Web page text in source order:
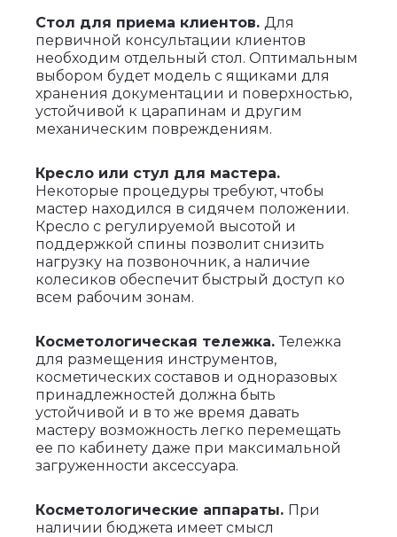
Стол для приема клиентов. Для
первичной консультации клиентов
необходим отдельный стол. Оптимальным
выбором будет модель с ящиками для
хранения документации и поверхностью,
устойчивой к царапинам и другим
механическим повреждениям.
Кресло или стул для мастера.
Некоторые процедуры требуют, чтобы
мастер находился в сидячем положении.
Кресло с регулируемой высотой и
поддержкой спины позволит снизить
нагрузку на позвоночник, а наличие
колесиков обеспечит быстрый доступ ко
всем рабочим зонам.
Косметологическая тележка.Тележка
для размещения инструментов,
косметических составов и одноразовых
принадлежностей должна быть
устойчивой и в то же время давать
мастеру возможность легко перемещать
ее по кабинету даже при максимальной
загруженности аксессуара.
Косметологические аппараты. При
наличии бюджета имеет смысл